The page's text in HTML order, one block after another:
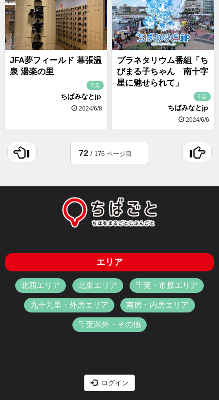
JFA夢フィールド 幕張温
泉 湯楽の里
千葉
ちばみなとjp
2024/6/8
プラネタリウム番組「ち
びまる子ちゃん 南十字
星に魅せられて」
千葉
ちばみなとjp
2024/6/6
72/ 176 ページ目
エリア
北西エリア 北東エリア 千葉・市原エリア
九十九里・外房エリア 南房・内房エリア
千葉県外・その他
ログイン